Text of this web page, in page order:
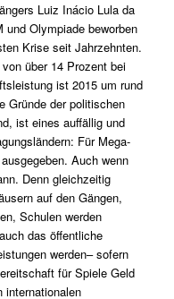
Luiz Inácio Lula da
Olympiade beworben
Krise seit Jahrzehnten.
über 14 Prozent bei
ist 2015 um rund
Gründe der politischen
ist eines auffällig und
Für Mega-
Auch wenn
Denn gleichzeitig
auf den Gängen,
Schulen werden
das öffentliche
werden– sofern
für Spiele Geld
internationalen